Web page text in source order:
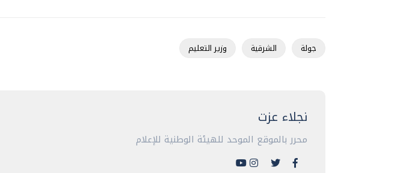
جولة الشرقية وزير التعليم
نجلاء عزت
محرر بالموقع الموحد للهيئة الوطنية للإعلام